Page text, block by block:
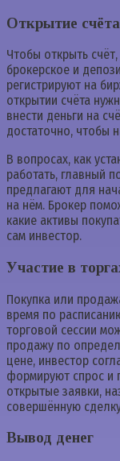
Открытие счёта
Чтобы открыть
брокерское и
регистрируют на
открытии счёта
внести деньги на
достаточно, чтобы
В вопросах, как
работать, главный
предлагают для
на нём. Брокер
какие активы
сам инвестор.
Участие в
Покупка или
время по
торговой сессии
продажу по
цене, инвестор
формируют спрос и
открытые заявки,
совершённую
Вывод денег